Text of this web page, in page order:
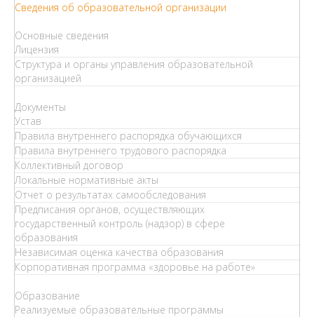
Сведения об образовательной организации
Основные сведения
Лицензия
Структура и органы управления образовательной
организацией
Документы
Устав
Правила внутреннего распорядка обучающихся
Правила внутреннего трудового распорядка
Коллективный договор
Локальные нормативные акты
Отчет о результатах самообследования
Предписания органов, осуществляющих
государственный контроль (надзор) в сфере
образования
Независимая оценка качества образования
Корпоративная программа «здоровье на работе»
Образование
Реализуемые образовательные программы